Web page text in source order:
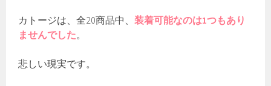
カトージは、全20商品中、装着可能なのは1つもあり
ませんでした。
悲しい現実です。